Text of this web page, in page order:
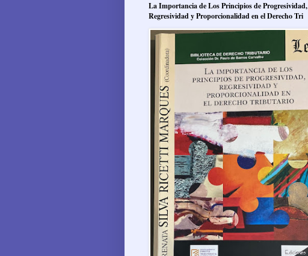
La Importancia de Los Principios de Progresividad,
Regresividad y Proporcionalidad en el Derecho Tri